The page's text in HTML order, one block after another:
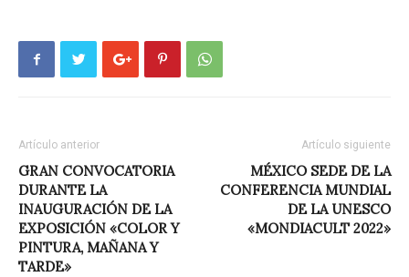
Artículo anterior
GRAN CONVOCATORIA
DURANTE LA
INAUGURACIÓN DE LA
EXPOSICIÓN «COLOR Y
PINTURA, MAÑANA Y
TARDE»
Artículo siguiente
MÉXICO SEDE DE LA
CONFERENCIA MUNDIAL
DE LA UNESCO
«MONDIACULT 2022»